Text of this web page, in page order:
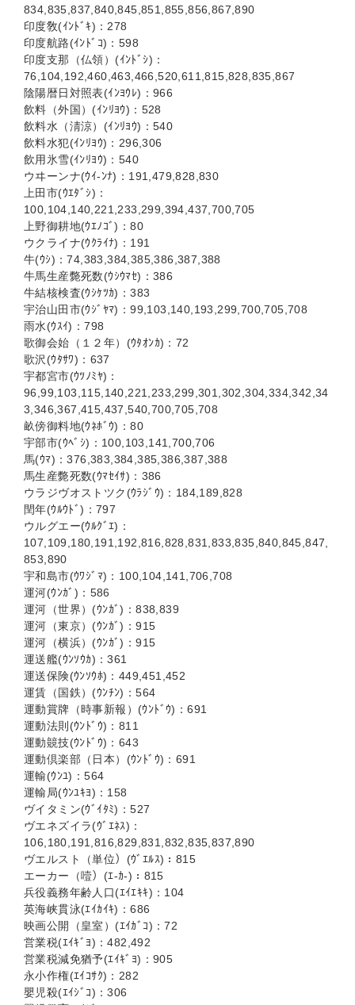
834,835,837,840,845,851,855,856,867,890
印度敎(ｲﾝﾄﾞｷ)：278
印度航路(ｲﾝﾄﾞｺ)：598
印度支那（仏領）(ｲﾝﾄﾞｼ)：
76,104,192,460,463,466,520,611,815,828,835,867
陰陽暦日対照表(ｲﾝﾖｳﾚ)：966
飲料（外国）(ｲﾝﾘﾖｳ)：528
飲料水（淸涼）(ｲﾝﾘﾖｳ)：540
飲料水犯(ｲﾝﾘﾖｳ)：296,306
飲用氷雪(ｲﾝﾘﾖｳ)：540
ウヰーンナ(ｳｲ-ﾝﾅ)：191,479,828,830
上田市(ｳｴﾀﾞｼ)：
100,104,140,221,233,299,394,437,700,705
上野御耕地(ｳｴﾉｺﾞ)：80
ウクライナ(ｳｸﾗｲﾅ)：191
牛(ｳｼ)：74,383,384,385,386,387,388
牛馬生産斃死数(ｳｼｳﾏｾ)：386
牛結核検査(ｳｼｹﾂｶ)：383
宇治山田市(ｳｼﾞﾔﾏ)：99,103,140,193,299,700,705,708
雨水(ｳｽｲ)：798
歌御会始（１２年）(ｳﾀｵﾝｶ)：72
歌沢(ｳﾀｻﾜ)：637
宇都宮市(ｳﾂﾉﾐﾔ)：
96,99,103,115,140,221,233,299,301,302,304,334,342,34
3,346,367,415,437,540,700,705,708
畝傍御料地(ｳﾈﾎﾞｳ)：80
宇部市(ｳﾍﾞｼ)：100,103,141,700,706
馬(ｳﾏ)：376,383,384,385,386,387,388
馬生産斃死数(ｳﾏｾｲｻ)：386
ウラジヴオストツク(ｳﾗｼﾞｳ)：184,189,828
閏年(ｳﾙｳﾄﾞ)：797
ウルグエー(ｳﾙｸﾞｴ)：
107,109,180,191,192,816,828,831,833,835,840,845,847,
853,890
宇和島市(ｳﾜｼﾞﾏ)：100,104,141,706,708
運河(ｳﾝｶﾞ)：586
運河（世界）(ｳﾝｶﾞ)：838,839
運河（東京）(ｳﾝｶﾞ)：915
運河（横浜）(ｳﾝｶﾞ)：915
運送艦(ｳﾝｿｳｶ)：361
運送保険(ｳﾝｿｳﾎ)：449,451,452
運賃（国鉄）(ｳﾝﾁﾝ)：564
運動賞牌（時事新報）(ｳﾝﾄﾞｳ)：691
運動法則(ｳﾝﾄﾞｳ)：811
運動竸技(ｳﾝﾄﾞｳ)：643
運動倶楽部（日本）(ｳﾝﾄﾞｳ)：691
運輸(ｳﾝﾕ)：564
運輸局(ｳﾝﾕｷﾖ)：158
ヴイタミン(ｳﾞｲﾀﾐ)：527
ヴエネズイラ(ｳﾞｴﾈｽ)：
106,180,191,816,829,831,832,835,837,890
ヴエルスト（単位）(ｳﾞｴﾙｽ)：815
エーカー（噎）(ｴ-ｶ-)：815
兵役義務年齢人口(ｴｲｴｷｷ)：104
英海峡貫泳(ｴｲｶｲｷ)：686
映画公開（皇室）(ｴｲｶﾞｺ)：72
営業税(ｴｲｷﾞﾖ)：482,492
営業税減免猶予(ｴｲｷﾞﾖ)：905
永小作権(ｴｲｺｻｸ)：282
嬰児殺(ｴｲｼﾞｺ)：306